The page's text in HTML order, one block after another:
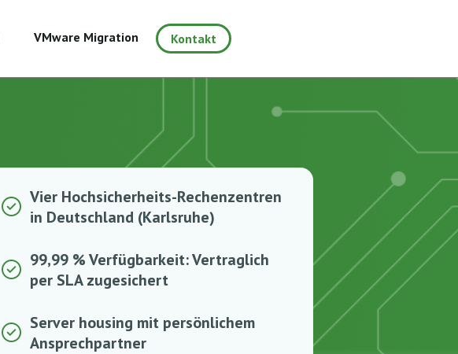
VMware Migration Kontakt
Vier Hochsicherheits-Rechenzentren
in Deutschland (Karlsruhe)
99,99 % Verfügbarkeit: Vertraglich
per SLA zugesichert
Server housing mit persönlichem
Ansprechpartner